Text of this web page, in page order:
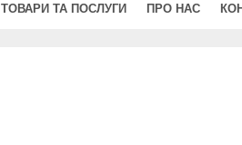
ТОВАРИ ТА ПОСЛУГИ ПРО НАС